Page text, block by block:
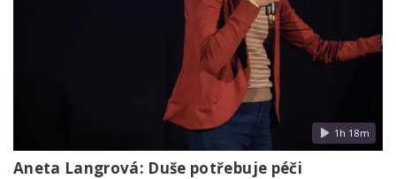
1h 18m
Aneta Langrová: Duše potřebuje péči